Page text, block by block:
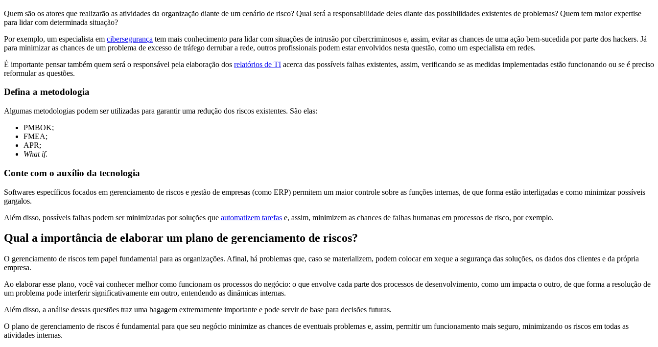
Quem são os atores que realizarão as atividades da organização diante de um cenário de risco? Qual será a responsabilidade deles diante das possibilidades existentes de problemas? Quem tem maior expertise
para lidar com determinada situação?
Por exemplo, um especialista em cibersegurança tem mais conhecimento para lidar com situações de intrusão por cibercriminosos e, assim, evitar as chances de uma ação bem-sucedida por parte dos hackers. Já
para minimizar as chances de um problema de excesso de tráfego derrubar a rede, outros profissionais podem estar envolvidos nesta questão, como um especialista em redes.
É importante pensar também quem será o responsável pela elaboração dos relatórios de TI acerca das possíveis falhas existentes, assim, verificando se as medidas implementadas estão funcionando ou se é preciso
reformular as questões.
Defina a metodologia
Algumas metodologias podem ser utilizadas para garantir uma redução dos riscos existentes. São elas:
PMBOK;
FMEA;
APR;
What if.
Conte com o auxílio da tecnologia
Softwares específicos focados em gerenciamento de riscos e gestão de empresas (como ERP) permitem um maior controle sobre as funções internas, de que forma estão interligadas e como minimizar possíveis
gargalos.
Além disso, possíveis falhas podem ser minimizadas por soluções que automatizem tarefas e, assim, minimizem as chances de falhas humanas em processos de risco, por exemplo.
Qual a importância de elaborar um plano de gerenciamento de riscos?
O gerenciamento de riscos tem papel fundamental para as organizações. Afinal, há problemas que, caso se materializem, podem colocar em xeque a segurança das soluções, os dados dos clientes e da própria
empresa.
Ao elaborar esse plano, você vai conhecer melhor como funcionam os processos do negócio: o que envolve cada parte dos processos de desenvolvimento, como um impacta o outro, de que forma a resolução de
um problema pode interferir significativamente em outro, entendendo as dinâmicas internas.
Além disso, a análise dessas questões traz uma bagagem extremamente importante e pode servir de base para decisões futuras.
O plano de gerenciamento de riscos é fundamental para que seu negócio minimize as chances de eventuais problemas e, assim, permitir um funcionamento mais seguro, minimizando os riscos em todas as
atividades internas.